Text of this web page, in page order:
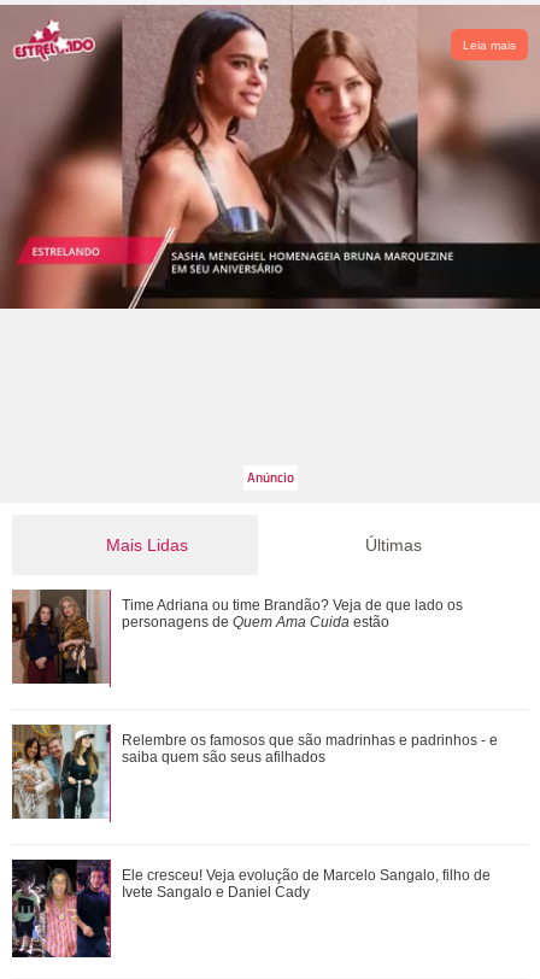
Leia mais
Mais Lidas
Cristiano Ronaldo deixa comentário exaltando a noiva em
vídeo de Márcia Goldschmidt; enten...
De Wicked a Petal... Entenda a polêmica que motivou pausa
na carreira de Ariana Grande
Agrado e Eduarda são prejudicadas pela proximidade com
João Raul. Saiba o que vai acontece...
Últimas
Time Adriana ou time Brandão? Veja de que lado os
personagens de Quem Ama Cuida estão
Relembre os famosos que são madrinhas e padrinhos - e
saiba quem são seus afilhados
Ele cresceu! Veja evolução de Marcelo Sangalo, filho de
Ivete Sangalo e Daniel Cady